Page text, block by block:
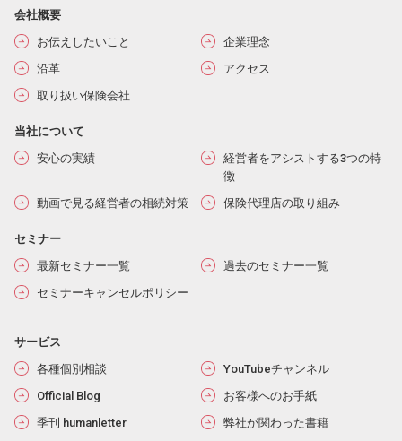
会社概要
お伝えしたいこと
企業理念
沿革
アクセス
取り扱い保険会社
当社について
安心の実績
経営者をアシストする3つの特
徴
動画で見る経営者の相続対策
保険代理店の取り組み
セミナー
最新セミナー一覧
過去のセミナー一覧
セミナーキャンセルポリシー
サービス
各種個別相談
YouTubeチャンネル
Official Blog
お客様へのお手紙
季刊 humanletter
弊社が関わった書籍